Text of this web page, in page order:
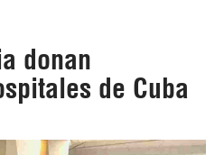
donan
de Cuba